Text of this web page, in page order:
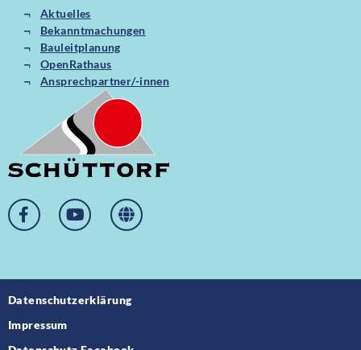
Aktuelles
Bekanntmachungen
Bauleitplanung
OpenRathaus
Ansprechpartner/-innen
Datenschutzerklärung
Impressum